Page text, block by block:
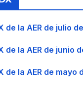
de la AER de julio
de la AER de junio
de la AER de mayo